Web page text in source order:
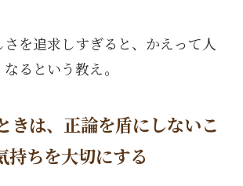
を追求しすぎると、かえって人
るという教え。
きは、正論を盾にしないこ
持ちを大切にする